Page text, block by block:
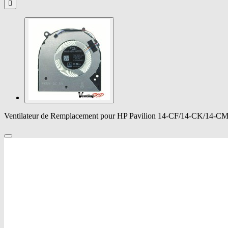

Ventilateur de Remplacement pour HP Pavilion 14-CF/14-CK/14-